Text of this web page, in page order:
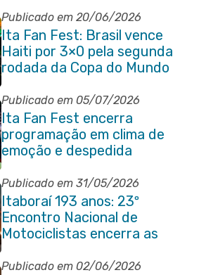
Publicado em 20/06/2026
Ita Fan Fest: Brasil vence
Haiti por 3×0 pela segunda
rodada da Copa do Mundo
Publicado em 05/07/2026
Ita Fan Fest encerra
programação em clima de
emoção e despedida
Publicado em 31/05/2026
Itaboraí 193 anos: 23º
Encontro Nacional de
Motociclistas encerra as
comemorações do
aniversário da cidade
Publicado em 02/06/2026